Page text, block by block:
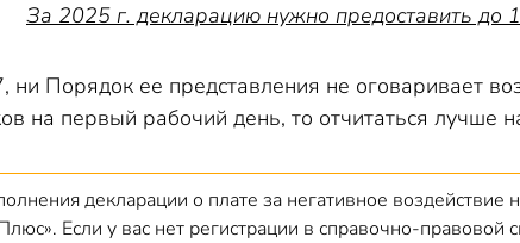
За 2025 г. декларацию нужно предоставить до
Порядок ее представления не оговаривает
на первый рабочий день, то отчитаться лучше
декларации о плате за негативное
Если у вас нет регистрации в справочно-правовой